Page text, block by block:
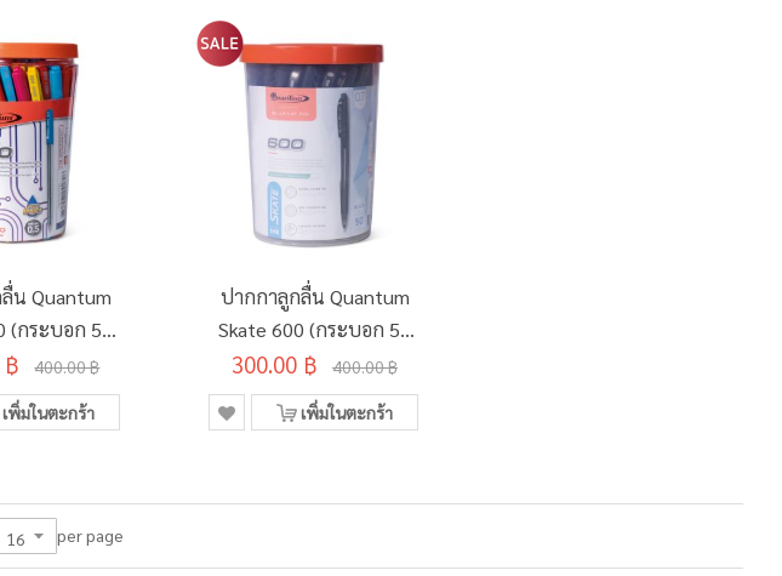
น Quantum
(กระบอก 50
ท่ง)
฿ 400.00 ฿
เพิ่มในตะกร้า
ปากกาลูกลื่น Quantum
Skate 600 (กระบอก 50
แท่ง)
300.00 ฿ 400.00 ฿
เพิ่มในตะกร้า
per page